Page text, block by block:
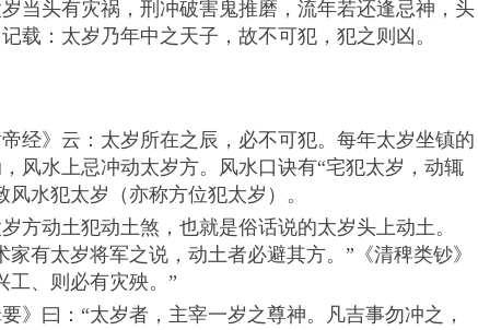
当头有灾祸，刑冲破害鬼推磨，流年若还逢忌神，头
载：太岁乃年中之天子，故不可犯，犯之则凶。
经》云：太岁所在之辰，必不可犯。每年太岁坐镇的
风水上忌冲动太岁方。风水口诀有“宅犯太岁，动辄
水犯太岁（亦称方位犯太岁）。
方动土犯动土煞，也就是俗话说的太岁头上动土。
家有太岁将军之说，动土者必避其方。”《清稗类钞》
工、则必有灾殃。”
》曰：“太岁者，主宰一岁之尊神。凡吉事勿冲之，